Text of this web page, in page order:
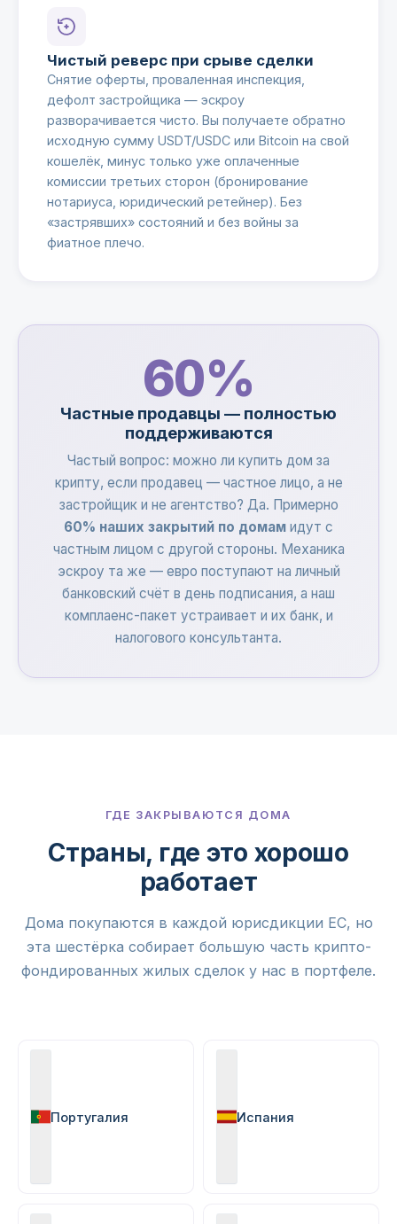
Чистый реверс при срыве сделки
Снятие оферты, проваленная инспекция,
дефолт застройщика — эскроу
разворачивается чисто. Вы получаете обратно
исходную сумму USDT/USDC или Bitcoin на свой
кошелёк, минус только уже оплаченные
комиссии третьих сторон (бронирование
нотариуса, юридический ретейнер). Без
«застрявших» состояний и без войны за
фиатное плечо.
60%
Частные продавцы — полностью
поддерживаются
Частый вопрос: можно ли купить дом за
крипту, если продавец — частное лицо, а не
застройщик и не агентство? Да. Примерно
60% наших закрытий по домам идут с
частным лицом с другой стороны. Механика
эскроу та же — евро поступают на личный
банковский счёт в день подписания, а наш
комплаенс-пакет устраивает и их банк, и
налогового консультанта.
ГДЕ ЗАКРЫВАЮТСЯ ДОМА
Страны, где это хорошо
работает
Дома покупаются в каждой юрисдикции ЕС, но
эта шестёрка собирает большую часть крипто-
фондированных жилых сделок у нас в портфеле.
Португалия Испания